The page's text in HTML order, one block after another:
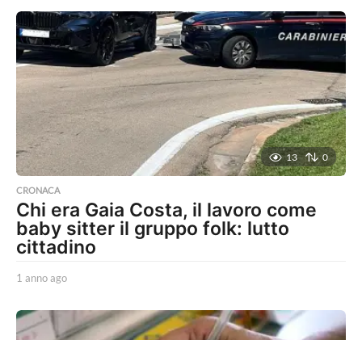
n
n
g
o
13 0
CRONACA
Chi era Gaia Costa, il lavoro come
baby sitter il gruppo folk: lutto
cittadino
1 anno ago
n